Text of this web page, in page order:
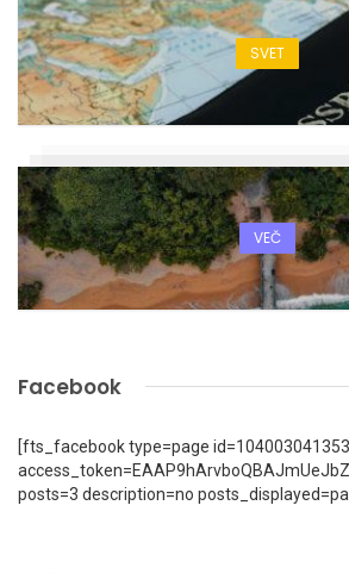
SVET
VEČ
Facebook
[fts_facebook type=page
posts=3 description=no